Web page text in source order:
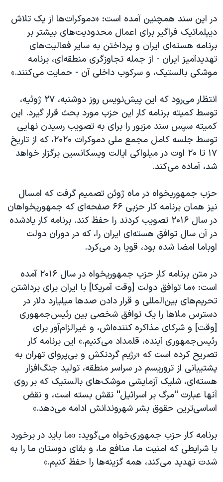
در این سند همچنین آمده است: «دموکرات‌ها از یک تلاش
دیپلماتیک فراگیر برای اعمال محدودیت‌های بیشتر بر
برنامه هسته‌ای ایران و پرداختن به سایر فعالیت‌های
تهدیدآمیز ایران - از جمله تجاوزگری منطقه‌ای، برنامه
موشکی بالستیک، و سرکوب داخلی آن - حمایت می‌کنند.»
انتظار می‌رود که این پیش‌نویس روز دوشنبه، ۲۷ ژوئیه،
توسط کمیته برنامه کار این حزب مورد بحث قرار گیرد. این
کمیته سپس سند مزبور را برای به تصویب رسیدن نهایی
توسط جلسه کامل مجمع ملی دموکرات ۲۰۲۰، که از تاریخ
۱۷ تا ۲۰ اوت در میلواکی ایالت ویسکانسین برگزار خواهد
شد، آماده می‌کند.
حزب جمهوریخواه در ماه ژوئن تصمیم گرفت که امسال
نیز همان برنامه کار حزبی ۶۶ صفحه‌ای که جمهوریخواهان
در سال ۲۰۱۶ تصویب کردند را حفظ کند. برنامه کار یادشده
در آن سال توافق هسته‌ای ایران را، که در دوران دولت
اوباما امضا شده بود، قویا رد می‌کرد.
در متن برنامه کار حزب جمهوریخواه در سال ۲۰۱۶ آمده
است: «ما توافق دولت [وقت آمریکا] با ایران برای برداشتن
تحریم‌های بین‌المللی و قرار دادن صدها میلیارد دلار در
دسترس ملاها را یک توافق شخصی بین رئیس‌جمهوری
[وقت] و شرکای مذاکره کننده‌اش، و غیرالزام‌آور برای
رئیس‌جمهوری آینده، قلمداد می‌کنیم.» این برنامه کار
تصریح کرده است که «رژیم گردنکش و بی‌پروای تهران به
پشتیبانی از تروریسم در سراسر منطقه، تولید جنگ‌افزار
هسته‌ای، شلیک آزمایشی موشک‌های بالستیک که بر روی
آنها عبارت ''مرگ بر اسرائیل'' نقش بسته است، و نقض
اساسی‌ترین حقوق بشر شهروندانش ادامه می‌دهد.»
برنامه کار حزب جمهوری‌خواه می‌گوید: ‌«ما باید در برخورد
با شرایطی که امنیت ما، منافع ما، و بقای دوستان ما را به
شدت تهدید می‌کند، همه گزینه‌ها را حفظ کنیم.»